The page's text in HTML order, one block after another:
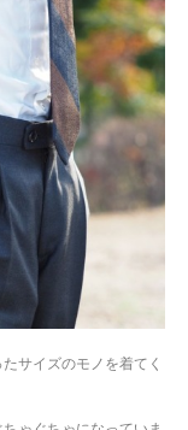
サイズのモノを着てく